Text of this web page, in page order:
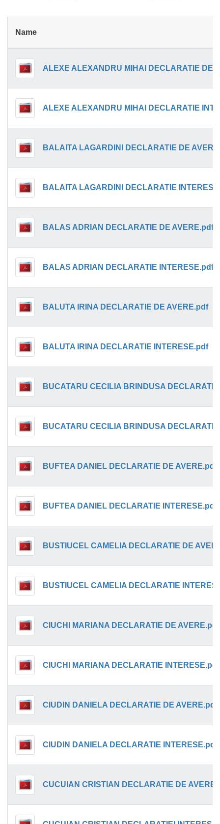
Name
BALAITA LAGARDINI DECLARATIE DE
BALAITA LAGARDINI DECLARATIE
BALAS ADRIAN DECLARATIE DE AVERE.pdf
BALAS ADRIAN DECLARATIE INTERESE.pdf
BALUTA IRINA DECLARATIE DE AVERE.pdf
BALUTA IRINA DECLARATIE INTERESE.pdf
BUFTEA DANIEL DECLARATIE DE AVERE.pdf
BUFTEA DANIEL DECLARATIE INTERESE.pdf
BUSTIUCEL CAMELIA DECLARATIE DE
BUSTIUCEL CAMELIA DECLARATIE
CIUCHI MARIANA DECLARATIE DE AVERE.pdf
CIUCHI MARIANA DECLARATIE INTERESE.pdf
CIUDIN DANIELA DECLARATIE DE AVERE.pdf
CIUDIN DANIELA DECLARATIE INTERESE.pdf
CUCUIAN CRISTIAN DECLARATIE DE